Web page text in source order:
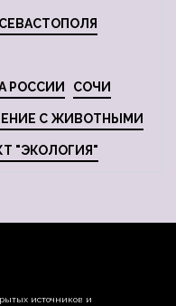
СЕВАСТОПОЛЯ
РОССИИ СОЧИ
С ЖИВОТНЫМИ
"ЭКОЛОГИЯ"
источников и